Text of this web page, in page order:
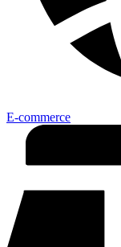
E-commerce